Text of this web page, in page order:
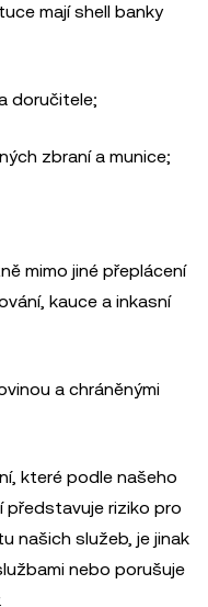
mají shell banky
doručitele;
zbraní a munice;
mimo jiné přeplácení
kauce a inkasní
a chráněnými
které podle našeho
představuje riziko pro
našich služeb, je jinak
nebo porušuje